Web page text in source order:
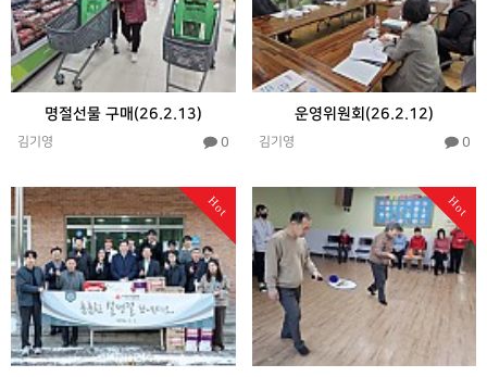
명절선물 구매(26.2.13)
김기영 0
운영위원회(26.2.12)
김기영 0
Hot Hot